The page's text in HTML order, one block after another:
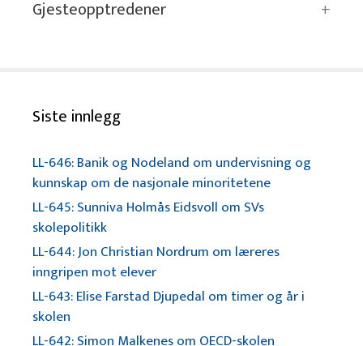
Gjesteopptredener
Siste innlegg
LL-646: Banik og Nodeland om undervisning og
kunnskap om de nasjonale minoritetene
LL-645: Sunniva Holmås Eidsvoll om SVs
skolepolitikk
LL-644: Jon Christian Nordrum om læreres
inngripen mot elever
LL-643: Elise Farstad Djupedal om timer og år i
skolen
LL-642: Simon Malkenes om OECD-skolen